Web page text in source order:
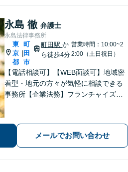
永島 徹 弁護士
永島法律事務所
東
京
都
町
田
市
町田駅か
ら徒歩4分
営業時間：10:00~2
2:00（土日祝日）
【電話相談可】【WEB面談可】地域密
着型・地元の方々が気軽に相談できる
事務所【企業法務】フランチャイズ・
室】【町田駅4分】
メールでお問い合わせ